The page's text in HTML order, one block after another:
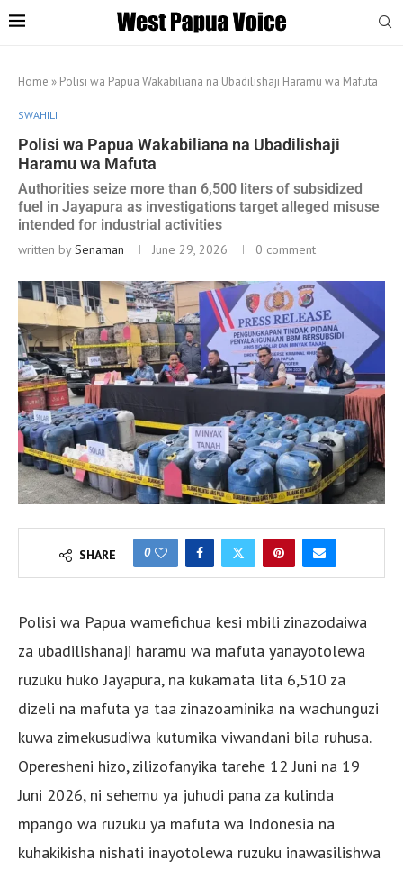
Home » Polisi wa Papua Wakabiliana na Ubadilishaji Haramu wa Mafuta
SWAHILI
Polisi wa Papua Wakabiliana na Ubadilishaji
Haramu wa Mafuta
Authorities seize more than 6,500 liters of subsidized
fuel in Jayapura as investigations target alleged misuse
intended for industrial activities
written bySenaman June 29, 2026 0 comment
SHARE 0
Polisi wa Papua wamefichua kesi mbili zinazodaiwa
za ubadilishanaji haramu wa mafuta yanayotolewa
ruzuku huko Jayapura, na kukamata lita 6,510 za
dizeli na mafuta ya taa zinazoaminika na wachunguzi
kuwa zimekusudiwa kutumika viwandani bila ruhusa.
Operesheni hizo, zilizofanyika tarehe 12 Juni na 19
Juni 2026, ni sehemu ya juhudi pana za kulinda
mpango wa ruzuku ya mafuta wa Indonesia na
kuhakikisha nishati inayotolewa ruzuku inawasilishwa